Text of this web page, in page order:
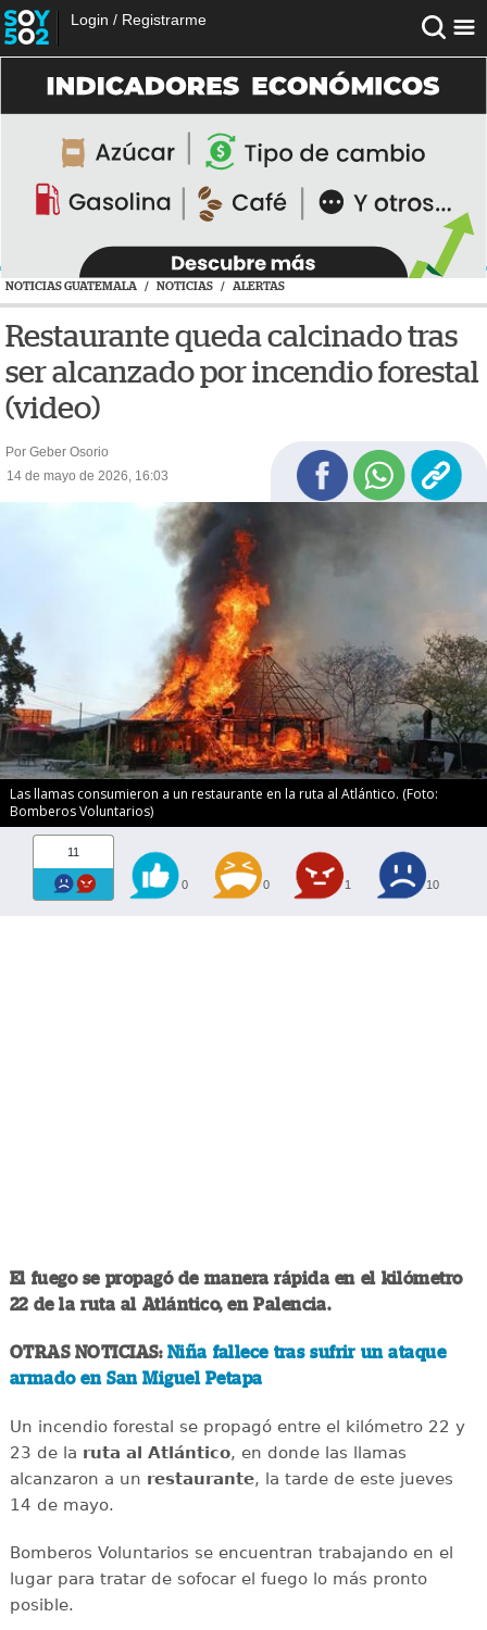
Login / Registrarme
NOTICIAS GUATEMALA / NOTICIAS / ALERTAS
Restaurante queda calcinado tras
ser alcanzado por incendio forestal
(video)
Por Geber Osorio
14 de mayo de 2026, 16:03
Las llamas consumieron a un restaurante en la ruta al Atlántico. (Foto:
Bomberos Voluntarios)
11
0 0 1 10
El fuego se propagó de manera rápida en el kilómetro
22 de la ruta al Atlántico, en Palencia.
OTRAS NOTICIAS: Niña fallece tras sufrir un ataque
armado en San Miguel Petapa
Un incendio forestal se propagó entre el kilómetro 22 y
23 de la ruta al Atlántico, en donde las llamas
alcanzaron a un restaurante, la tarde de este jueves
14 de mayo.
Bomberos Voluntarios se encuentran trabajando en el
lugar para tratar de sofocar el fuego lo más pronto
posible.